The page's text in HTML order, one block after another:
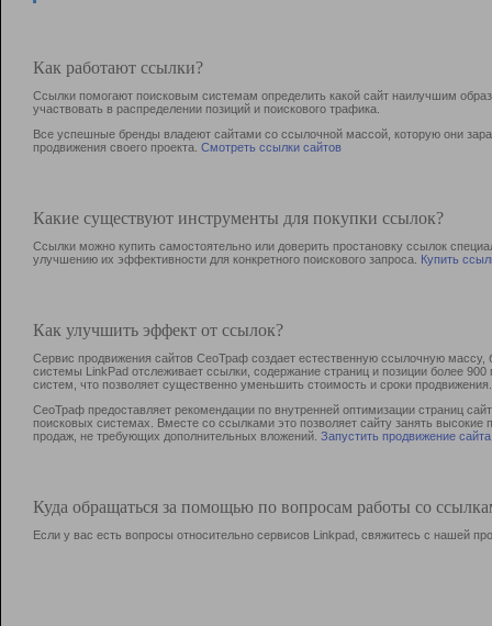
Как работают ссылки?
Ссылки помогают поисковым системам определить какой сайт наилучшим
участвовать в раcпределении позиций и поискового трафика.
Все успешные бренды владеют сайтами со ссылочной массой, которую они
продвижения своего проекта. Смотреть ссылки сайтов
Какие существуют инструменты для покупки ссылок?
Ссылки можно купить самостоятельно или доверить простановку ссылок
улучшению их эффективности для конкретного поискового запроса. Купить
Как улучшить эффект от ссылок?
Сервис продвижения сайтов СеоТраф создает естественную ссылочную
системы LinkPad отслеживает ссылки, содержание страниц и позиции более
систем, что позволяет существенно уменьшить стоимость и сроки продвижения.
СеоТраф предоставляет рекомендации по внутренней оптимизации страниц
поисковых системах. Вместе со ссылками это позволяет сайту занять
продаж, не требующих дополнительных вложений. Запустить продвижение сайта
Куда обращаться за помощью по вопросам работы со
Если у вас есть вопросы относительно сервисов Linkpad, свяжитесь с нашей